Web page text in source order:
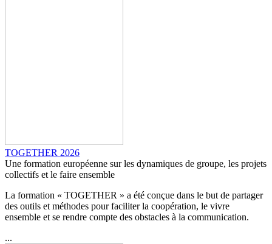
TOGETHER 2026
Une formation européenne sur les dynamiques de groupe, les projets
collectifs et le faire ensemble
La formation « TOGETHER » a été conçue dans le but de partager
des outils et méthodes pour faciliter la coopération, le vivre
ensemble et se rendre compte des obstacles à la communication.
...